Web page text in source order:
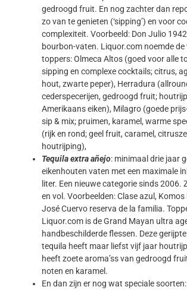
gedroogd fruit. En nog zachter dan
zo van te genieten (‘sipping’) en voor
complexiteit. Voorbeeld: Don Julio
bourbon-vaten. Liquor.com noemde de
toppers: Olmeca Altos (goed voor alle
sipping en complexe cocktails; citrus,
hout, zwarte peper), Herradura
cederspecerijen, gedroogd fruit;
Amerikaans eiken), Milagro (goede
sip & mix; pruimen, karamel, warme
(rijk en rond; geel fruit, caramel,
houtrijping),
Tequila extra añejo: minimaal drie jaar
eikenhouten vaten met een maximale
liter. Een nieuwe categorie sinds 2006.
en vol. Voorbeelden: Clase azul, Komos
José Cuervo reserva de la familia.
Liquor.com is de Grand Mayan ultra
handbeschilderde flessen. Deze
tequila heeft maar liefst vijf jaar
heeft zoete aroma’ss van gedroogd
noten en karamel.
En dan zijn er nog wat speciale soorten: